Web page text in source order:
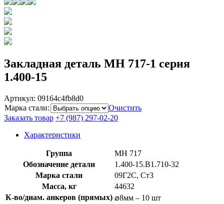
Закладная деталь МН 717-1 серия
1.400-15
Артикул: 09164c4fb8d0
Марка стали:
Очистить
Заказать товар +7 (987) 297-02-20
Характеристики
Группа
МН 717
Обозначение детали
1.400-15.B1.710-32
Марка стали
09Г2С, Ст3
Масса, кг
44632
К-во/диам. анкеров (прямых) ⌀8мм – 10 шт